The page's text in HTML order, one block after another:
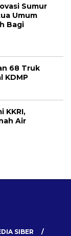
Sumur
Umum
Bagi
68 Truk
KDMP
KKRI,
Air
SIBER